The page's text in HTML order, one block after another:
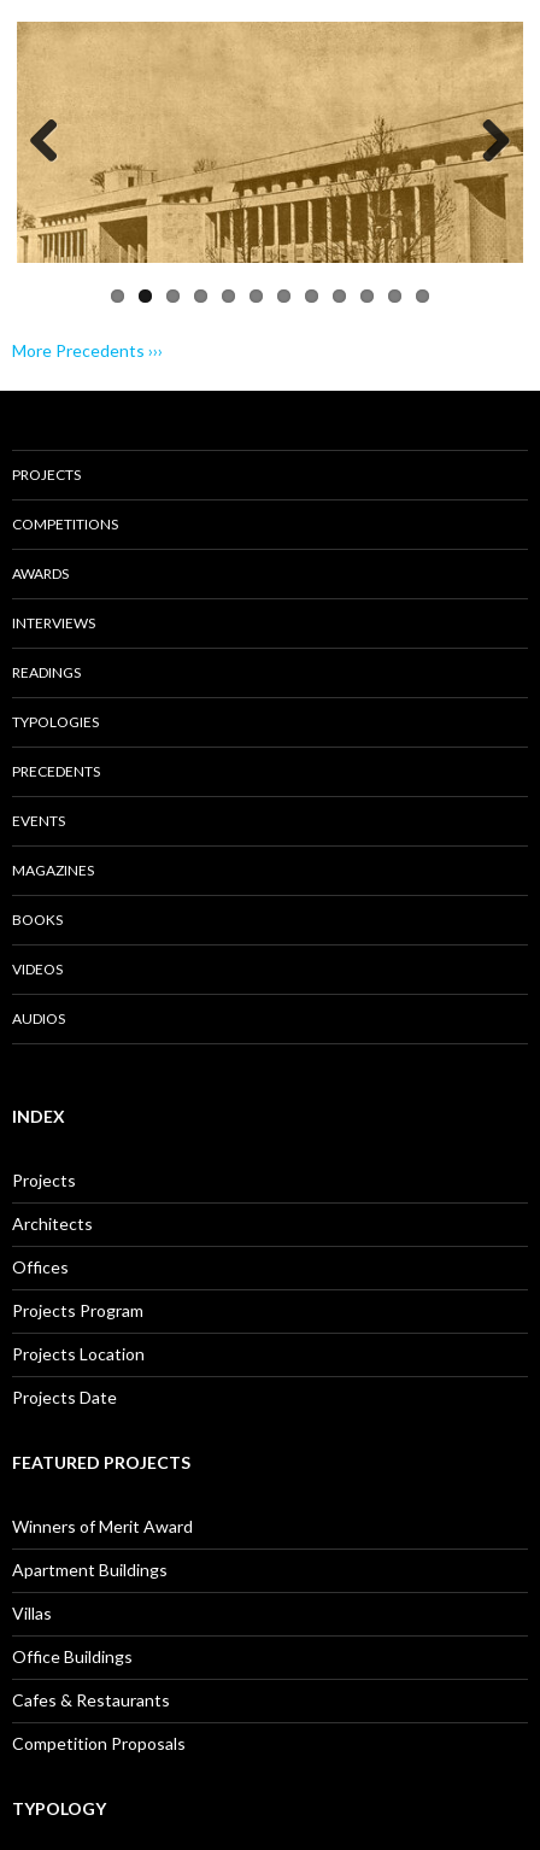
Previo
Next
More Precedents ›››
PROJECTS
COMPETITIONS
AWARDS
INTERVIEWS
READINGS
TYPOLOGIES
PRECEDENTS
EVENTS
MAGAZINES
BOOKS
VIDEOS
AUDIOS
INDEX
Projects
Architects
Offices
Projects Program
Projects Location
Projects Date
FEATURED PROJECTS
Winners of Merit Award
Apartment Buildings
Villas
Office Buildings
Cafes & Restaurants
Competition Proposals
TYPOLOGY